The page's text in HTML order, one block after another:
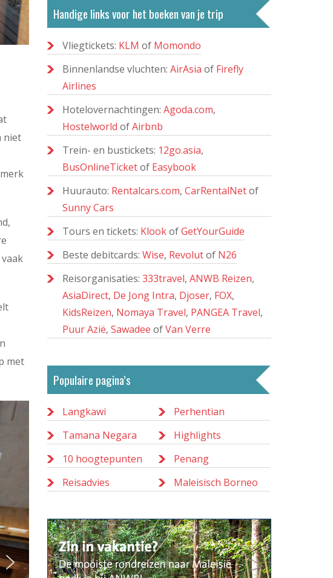
niet
met
Handige links voor het boeken van je trip
Vliegtickets: KLM of Momondo
Binnenlandse vluchten: AirAsia of Firefly
Airlines
Hotelovernachtingen: Agoda.com,
Hostelworld ofAirbnb
Trein- en bustickets: 12go.asia,
BusOnlineTicketof Easybook
Huurauto: Rentalcars.com, CarRentalNetof
Sunny Cars
Tours en tickets: KlookofGetYourGuide
Beste debitcards: Wise, Revolutof N26
Reisorganisaties: 333travel, ANWB Reizen,
AsiaDirect, De Jong Intra, Djoser, FOX,
KidsReizen, Nomaya Travel, PANGEA Travel,
Puur Azië, Sawadee ofVan Verre
Populaire pagina’s
Langkawi
Perhentian
Tamana Negara
Highlights
10 hoogtepunten
Penang
Reisadvies
Maleisisch Borneo